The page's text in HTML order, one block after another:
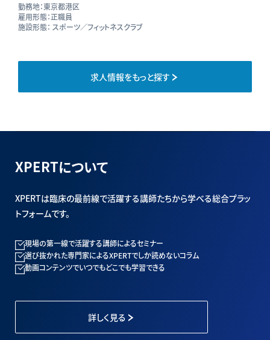
勤務地：東京都港区
雇用形態：正職員
施設形態： スポーツ／フィットネスクラブ
求人情報をもっと探す
XPERTについて
XPERTは臨床の最前線で活躍する講師たちから学べる総合プラッ
トフォームです。
現場の第一線で活躍する講師によるセミナー
選び抜かれた専門家によるXPERTでしか読めないコラム
動画コンテンツでいつでもどこでも学習できる
詳しく見る